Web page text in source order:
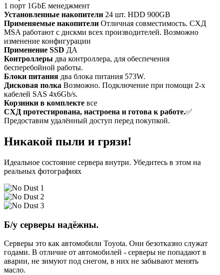
1 порт 1GbE менеджмент
Установленные накопители 24 шт. HDD 900GB
Применяемые накопители Отличная совместимость. СХД
MSA работают с дискми всех производителей. Возможно
изменение конфигурации
Применение SSD ДА
Контроллеры два контроллера, для обеспечения
бесперебойной работы.
Блоки питания два блока питания 573W.
Дисковая полка Возможно. Подключение при помощи 2-х
кабелей SAS 4x6Gb/s.
Корзинки в комплекте все
СХД протестирована, настроена и готова к работе.✅
Предоставим удалённый доступ перед покупкой.
Никакой пыли и грязи!
Идеальное состояние сервера внутри. Убедитесь в этом на
реальных фотографиях
Б/у серверы надёжны.
Серверы это как автомобили Toyota. Они безотказно служат
годами. В отличие от автомобилей - серверы не попадают в
аварии, не зимуют под снегом, в них не забывают менять
масло.